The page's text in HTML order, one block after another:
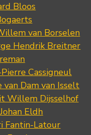
Bloos
van Borselen
Hendrik Breitner
Pierre Cassigneul
van Dam van Isselt
Willem Dijsselhof
Eldh
Fantin-Latour